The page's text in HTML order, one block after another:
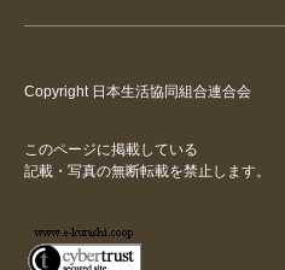
Copyright 日本生活協同組合連合会
このページに掲載している
記載・写真の無断転載を禁止します。